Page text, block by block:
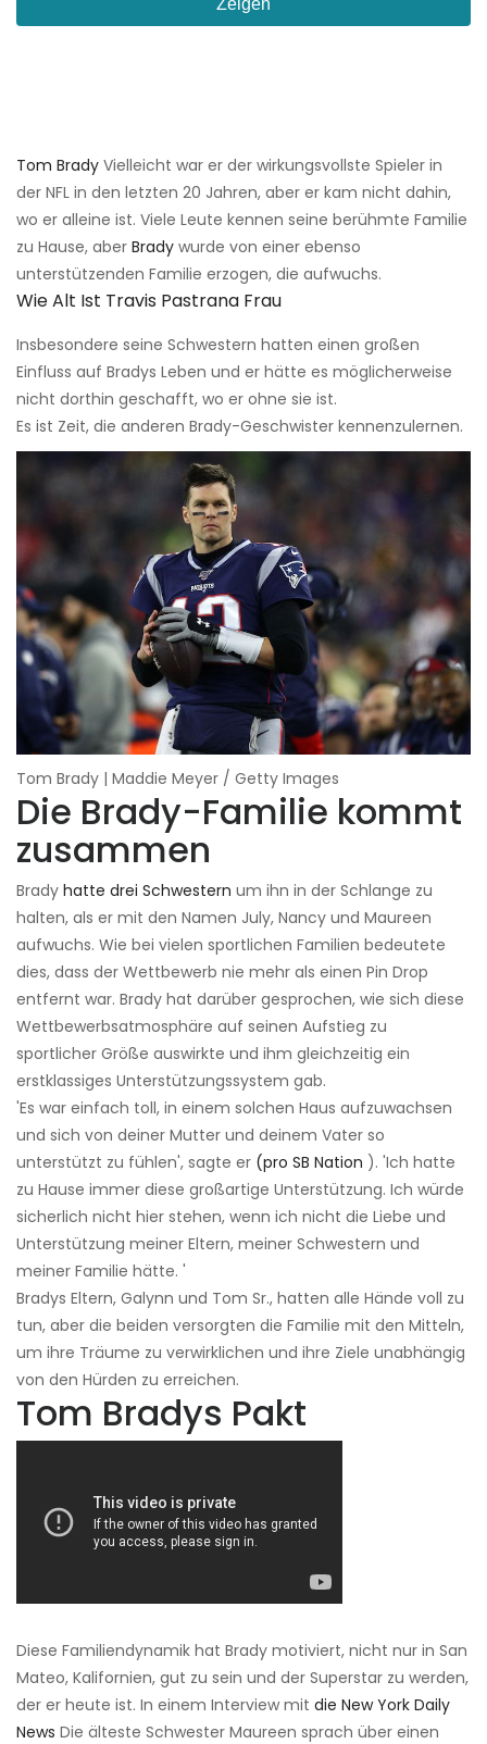
Tom Brady Vielleicht war er der wirkungsvollste Spieler in
der NFL in den letzten 20 Jahren, aber er kam nicht dahin,
wo er alleine ist. Viele Leute kennen seine berühmte Familie
zu Hause, aber Brady wurde von einer ebenso
unterstützenden Familie erzogen, die aufwuchs.
Wie Alt Ist Travis Pastrana Frau
Insbesondere seine Schwestern hatten einen großen
Einfluss auf Bradys Leben und er hätte es möglicherweise
nicht dorthin geschafft, wo er ohne sie ist.
Es ist Zeit, die anderen Brady-Geschwister kennenzulernen.
Tom Brady | Maddie Meyer / Getty Images
Die Brady-Familie kommt
zusammen
Brady hatte drei Schwestern um ihn in der Schlange zu
halten, als er mit den Namen July, Nancy und Maureen
aufwuchs. Wie bei vielen sportlichen Familien bedeutete
dies, dass der Wettbewerb nie mehr als einen Pin Drop
entfernt war. Brady hat darüber gesprochen, wie sich diese
Wettbewerbsatmosphäre auf seinen Aufstieg zu
sportlicher Größe auswirkte und ihm gleichzeitig ein
erstklassiges Unterstützungssystem gab.
'Es war einfach toll, in einem solchen Haus aufzuwachsen
und sich von deiner Mutter und deinem Vater so
unterstützt zu fühlen', sagte er (pro SB Nation ). 'Ich hatte
zu Hause immer diese großartige Unterstützung. Ich würde
sicherlich nicht hier stehen, wenn ich nicht die Liebe und
Unterstützung meiner Eltern, meiner Schwestern und
meiner Familie hätte. '
Bradys Eltern, Galynn und Tom Sr., hatten alle Hände voll zu
tun, aber die beiden versorgten die Familie mit den Mitteln,
um ihre Träume zu verwirklichen und ihre Ziele unabhängig
von den Hürden zu erreichen.
Tom Bradys Pakt
Diese Familiendynamik hat Brady motiviert, nicht nur in San
Mateo, Kalifornien, gut zu sein und der Superstar zu werden,
der er heute ist. In einem Interview mit die New York Daily
News Die älteste Schwester Maureen sprach über einen